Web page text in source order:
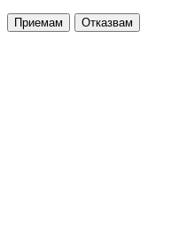
Приемам Отказвам